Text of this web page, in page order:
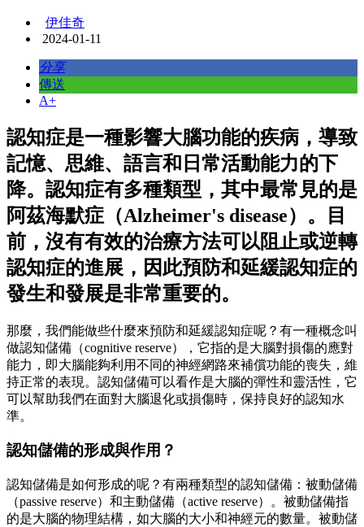
伊佳奇
2024-01-11
分享
傳送
A+
認知症是一種影響大腦功能的疾病，導致
記憶、思維、語言和日常活動能力的下
降。認知症有多種類型，其中最常見的是
阿茲海默症（Alzheimer's disease）。目
前，沒有有效的治療方法可以阻止或逆轉
認知症的進展，因此預防和延緩認知症的
發生和發展是非常重要的。
那麼，我們能做些什麼來預防和延緩認知症呢？有一種概念叫
做認知儲備（cognitive reserve），它指的是大腦對損傷的應對
能力，即大腦能夠利用不同的神經網路來補償功能的喪失，維
持正常的表現。認知儲備可以看作是大腦的彈性和靈活性，它
可以幫助我們在面對大腦退化或損傷時，保持良好的認知水
準。
認知儲備的形成與作用？
認知儲備是如何形成的呢？有兩種類型的認知儲備：被動儲備
（passive reserve）和主動儲備（active reserve）。被動儲備指
的是大腦的物理結構，如大腦的大小和神經元的數量。被動儲